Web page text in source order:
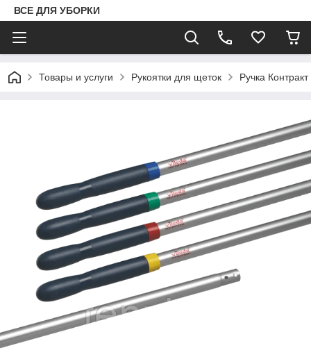
ВСЕ ДЛЯ УБОРКИ
Товары и услуги Рукоятки для щеток Ручка